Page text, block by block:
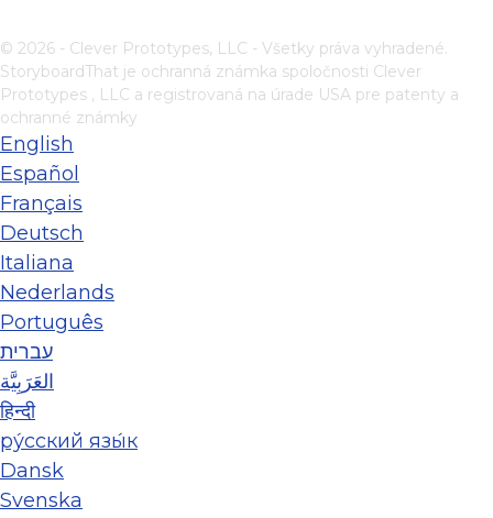
© 2026 - Clever Prototypes, LLC - Všetky práva vyhradené.
StoryboardThat je ochranná známka spoločnosti Clever
Prototypes , LLC a registrovaná na úrade USA pre patenty a
ochranné známky
English
Español
Français
Deutsch
Italiana
Nederlands
Português
עברית
العَرَبِيَّة
हिन्दी
ру́сский язы́к
Dansk
Svenska